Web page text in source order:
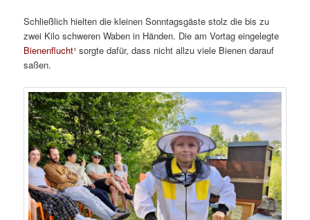
Schließlich hielten die kleinen Sonntagsgäste stolz die bis zu
zwei Kilo schweren Waben in Händen. Die am Vortag eingelegte
Bienenflucht¹ sorgte dafür, dass nicht allzu viele Bienen darauf
saßen.